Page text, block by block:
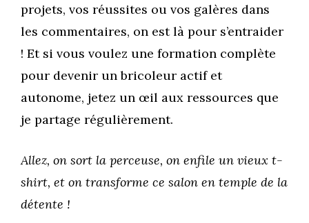
projets, vos réussites ou vos galères dans
les commentaires, on est là pour s’entraider
! Et si vous voulez une formation complète
pour devenir un bricoleur actif et
autonome, jetez un œil aux ressources que
je partage régulièrement.
Allez, on sort la perceuse, on enfile un vieux t-
shirt, et on transforme ce salon en temple de la
détente !